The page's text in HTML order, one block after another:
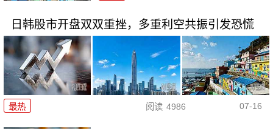
日韩股市开盘双双重挫，多重利空共振引发恐慌
最热 阅读 4986 07-16